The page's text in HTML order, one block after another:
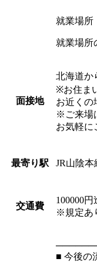
就業場所
就業場所
面接地
北海道か
※お住ま
お近くの
※ご来場
お気軽に
最寄り駅 JR山陰
交通費
100000円
※規定あ
■ 今後の